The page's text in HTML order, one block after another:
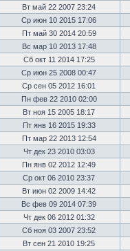
Вт май 22 2007 23:24
Ср июн 10 2015 17:06
Пт май 30 2014 20:59
Вс мар 10 2013 17:48
Сб окт 11 2014 17:25
Ср июн 25 2008 00:47
Ср сен 05 2012 16:01
Пн фев 22 2010 02:00
Вт ноя 15 2005 18:17
Пт янв 16 2015 19:33
Пт мар 22 2013 12:54
Чт дек 23 2010 03:03
Пн янв 02 2012 12:49
Ср окт 06 2010 23:37
Вт июн 02 2009 14:42
Вс фев 09 2014 07:39
Чт дек 06 2012 01:32
Сб ноя 03 2007 23:52
Вт сен 21 2010 19:25